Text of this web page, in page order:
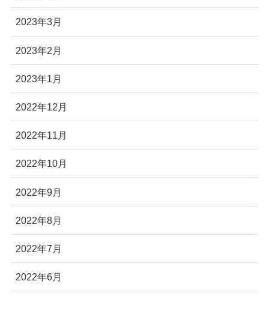
2023年3月
2023年2月
2023年1月
2022年12月
2022年11月
2022年10月
2022年9月
2022年8月
2022年7月
2022年6月